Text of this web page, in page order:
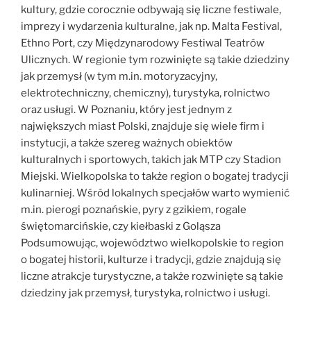
kultury, gdzie corocznie odbywają się liczne festiwale,
imprezy i wydarzenia kulturalne, jak np. Malta Festival,
Ethno Port, czy Międzynarodowy Festiwal Teatrów
Ulicznych. W regionie tym rozwinięte są takie dziedziny
jak przemysł (w tym m.in. motoryzacyjny,
elektrotechniczny, chemiczny), turystyka, rolnictwo
oraz usługi. W Poznaniu, który jest jednym z
największych miast Polski, znajduje się wiele firm i
instytucji, a także szereg ważnych obiektów
kulturalnych i sportowych, takich jak MTP czy Stadion
Miejski. Wielkopolska to także region o bogatej tradycji
kulinarniej. Wśród lokalnych specjałów warto wymienić
m.in. pierogi poznańskie, pyry z gzikiem, rogale
świętomarcińskie, czy kiełbaski z Goląsza
Podsumowując, województwo wielkopolskie to region
o bogatej historii, kulturze i tradycji, gdzie znajdują się
liczne atrakcje turystyczne, a także rozwinięte są takie
dziedziny jak przemysł, turystyka, rolnictwo i usługi.